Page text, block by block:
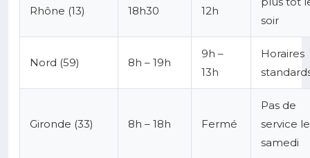
Rhône (13)
18h30
12h
soir
Nord (59) 8h – 19h
9h –
13h
Horaires
Gironde (33) 8h – 18h Fermé
Pas de
service le
samedi